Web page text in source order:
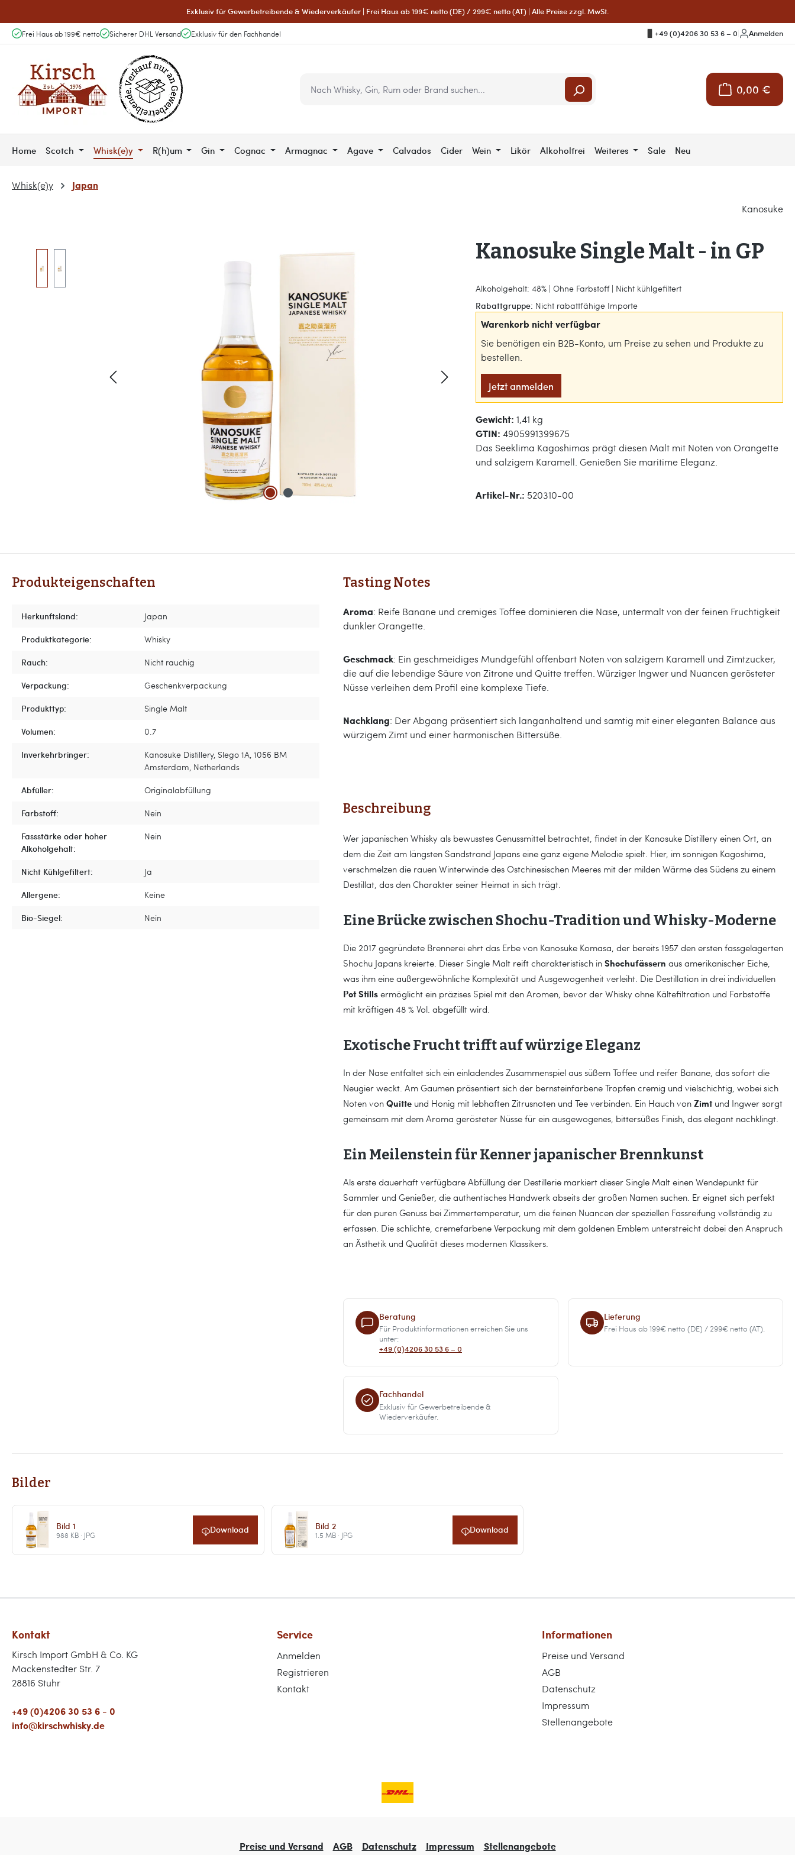
Exklusiv für Gewerbetreibende & Wiederverkäufer | Frei Haus ab 199€ netto (DE) / 299€ netto (AT) | Alle Preise zzgl. MwSt.
Frei Haus ab 199€ netto Sicherer DHL Versand Exklusiv für den Fachhandel +49 (0)4206 30 53 6 – 0 Anmelden
0,00 €
Warenkorb
Home Scotch Whisk(e)y R(h)um Gin Cognac Armagnac Agave Calvados Cider Wein Likör Alkoholfrei Weiteres Sale Neu
Whisk(e)y Japan
Kanosuke
Kanosuke Single Malt - in GP
Alkoholgehalt: 48% | Ohne Farbstoff | Nicht kühlgefiltert
Rabattgruppe: Nicht rabattfähige Importe
Warenkorb nicht verfügbar
Sie benötigen ein B2B-Konto, um Preise zu sehen und Produkte zu
bestellen.
Jetzt anmelden
Gewicht: 1,41 kg
GTIN: 4905991399675
Das Seeklima Kagoshimas prägt diesen Malt mit Noten von Orangette
und salzigem Karamell. Genießen Sie maritime Eleganz.
Artikel-Nr.: 520310-00
Produkteigenschaften
Herkunftsland:
Japan
Produktkategorie:
Whisky
Rauch:
Nicht rauchig
Verpackung:
Geschenkverpackung
Produkttyp:
Single Malt
Volumen:
0.7
Inverkehrbringer:
Kanosuke Distillery, Slego 1A, 1056 BM
Amsterdam, Netherlands
Abfüller:
Originalabfüllung
Farbstoff:
Nein
Fassstärke oder hoher
Alkoholgehalt:
Nein
Nicht Kühlgefiltert:
Ja
Allergene:
Keine
Bio-Siegel:
Nein
Tasting Notes
Aroma: Reife Banane und cremiges Toffee dominieren die Nase, untermalt von der feinen Fruchtigkeit
dunkler Orangette.
Geschmack: Ein geschmeidiges Mundgefühl offenbart Noten von salzigem Karamell und Zimtzucker,
die auf die lebendige Säure von Zitrone und Quitte treffen. Würziger Ingwer und Nuancen gerösteter
Nüsse verleihen dem Profil eine komplexe Tiefe.
Nachklang: Der Abgang präsentiert sich langanhaltend und samtig mit einer eleganten Balance aus
würzigem Zimt und einer harmonischen Bittersüße.
Beschreibung
Wer japanischen Whisky als bewusstes Genussmittel betrachtet, findet in der Kanosuke Distillery einen Ort, an
dem die Zeit am längsten Sandstrand Japans eine ganz eigene Melodie spielt. Hier, im sonnigen Kagoshima,
verschmelzen die rauen Winterwinde des Ostchinesischen Meeres mit der milden Wärme des Südens zu einem
Destillat, das den Charakter seiner Heimat in sich trägt.
Eine Brücke zwischen Shochu-Tradition und Whisky-Moderne
Die 2017 gegründete Brennerei ehrt das Erbe von Kanosuke Komasa, der bereits 1957 den ersten fassgelagerten
Shochu Japans kreierte. Dieser Single Malt reift charakteristisch in Shochufässern aus amerikanischer Eiche,
was ihm eine außergewöhnliche Komplexität und Ausgewogenheit verleiht. Die Destillation in drei individuellen
Pot Stills ermöglicht ein präzises Spiel mit den Aromen, bevor der Whisky ohne Kältefiltration und Farbstoffe
mit kräftigen 48 % Vol. abgefüllt wird.
Exotische Frucht trifft auf würzige Eleganz
In der Nase entfaltet sich ein einladendes Zusammenspiel aus süßem Toffee und reifer Banane, das sofort die
Neugier weckt. Am Gaumen präsentiert sich der bernsteinfarbene Tropfen cremig und vielschichtig, wobei sich
Noten von Quitte und Honig mit lebhaften Zitrusnoten und Tee verbinden. Ein Hauch von Zimtund Ingwer sorgt
gemeinsam mit dem Aroma gerösteter Nüsse für ein ausgewogenes, bittersüßes Finish, das elegant nachklingt.
Ein Meilenstein für Kenner japanischer Brennkunst
Als erste dauerhaft verfügbare Abfüllung der Destillerie markiert dieser Single Malt einen Wendepunkt für
Sammler und Genießer, die authentisches Handwerk abseits der großen Namen suchen. Er eignet sich perfekt
für den puren Genuss bei Zimmertemperatur, um die feinen Nuancen der speziellen Fassreifung vollständig zu
erfassen. Die schlichte, cremefarbene Verpackung mit dem goldenen Emblem unterstreicht dabei den Anspruch
an Ästhetik und Qualität dieses modernen Klassikers.
Beratung
Für Produktinformationen erreichen Sie uns
unter:
+49 (0)4206 30 53 6 – 0
Lieferung
Frei Haus ab 199€ netto (DE) / 299€ netto (AT).
Fachhandel
Exklusiv für Gewerbetreibende &
Wiederverkäufer.
Bilder
Bild 1
988 KB · JPG Download Bild 2
1.5 MB · JPG Download
Kontakt
Kirsch Import GmbH & Co. KG
Mackenstedter Str. 7
28816 Stuhr
+49 (0)4206 30 53 6 - 0
info@kirschwhisky.de
Service
Anmelden
Registrieren
Kontakt
Informationen
Preise und Versand
AGB
Datenschutz
Impressum
Stellenangebote
Preise und Versand AGB Datenschutz Impressum Stellenangebote